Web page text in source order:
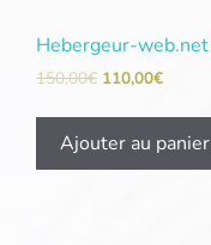
Hebergeur-web.net
150,00€ 110,00€
Ajouter au panier